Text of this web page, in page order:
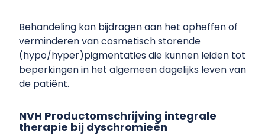
Behandeling kan bijdragen aan het opheffen of
verminderen van cosmetisch storende
(hypo/hyper)pigmentaties die kunnen leiden tot
beperkingen in het algemeen dagelijks leven van
de patiënt.
NVH Productomschrijving integrale
therapie bij dyschromieën